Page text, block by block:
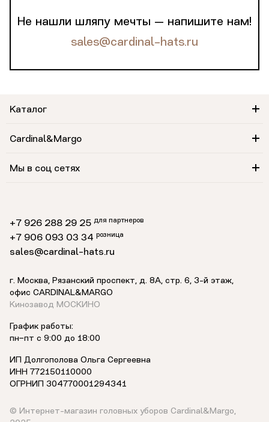
Не нашли шляпу мечты — напишите нам!
sales@cardinal-hats.ru
Каталог
Cardinal&Margo
Мы в соц сетях
+7 926 288 29 25 для партнеров
+7 906 093 03 34 розница
sales@cardinal-hats.ru
г. Москва, Рязанский проспект, д. 8А, стр. 6, 3-й этаж
офис CARDINAL&MARGO
Кинозавод МОСКИНО
График работы:
пн−пт с 9:00 до 18:00
ИП Долгополова Ольга Сергеевна
ИНН 772150110000
ОГРНИП 304770001294341
© Интернет-магазин головных уборов Cardinal&Margo,